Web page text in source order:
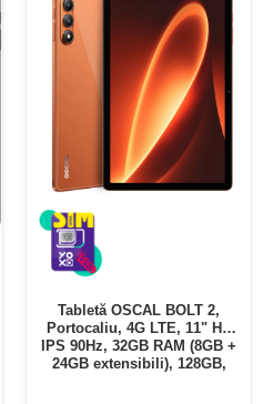
Tabletă OSCAL BOLT 2,
Portocaliu, 4G LTE, 11" HD
IPS 90Hz, 32GB RAM (8GB +
24GB extensibili), 128GB,